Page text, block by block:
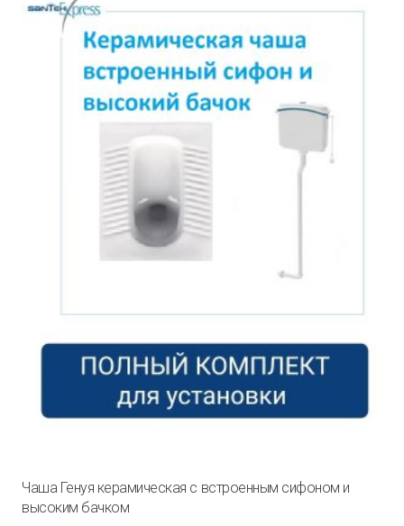
Чаша Генуя керамическая с встроенным сифоном и
высоким бачком